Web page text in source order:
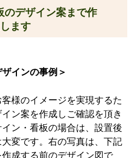
のデザイン案まで作
ます
インの事例＞
様のイメージを実現するた
ン案を作成しご確認を頂き
ン・看板の場合は、設置後
変です。右の写真は、下記
作成する前のデザイン図で